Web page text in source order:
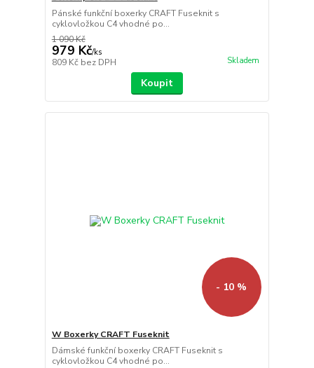
Pánské funkční boxerky CRAFT Fuseknit s
cyklovložkou C4 vhodné po...
1 090 Kč
979 Kč/ks
809 Kč bez DPH Skladem
Koupit
- 10 %
W Boxerky CRAFT Fuseknit
Dámské funkční boxerky CRAFT Fuseknit s
cyklovložkou C4 vhodné po...